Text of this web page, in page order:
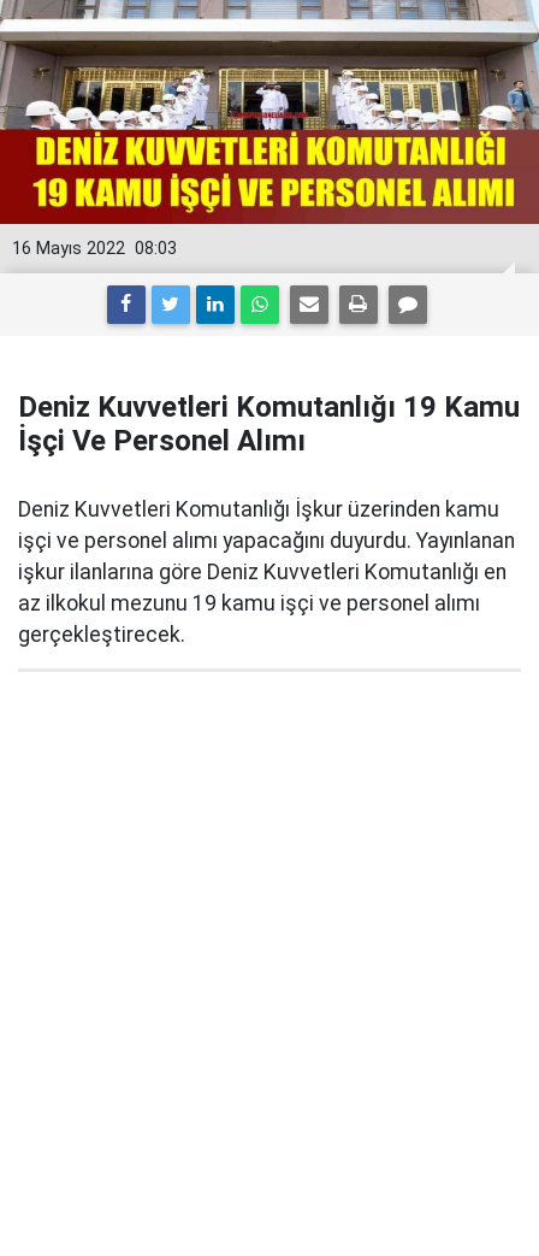
08:03
16 Mayıs 2022
Deniz Kuvvetleri Komutanlığı 19 Kamu
İşçi Ve Personel Alımı
Deniz Kuvvetleri Komutanlığı İşkur üzerinden kamu
işçi ve personel alımı yapacağını duyurdu. Yayınlanan
işkur ilanlarına göre Deniz Kuvvetleri Komutanlığı en
az ilkokul mezunu 19 kamu işçi ve personel alımı
gerçekleştirecek.